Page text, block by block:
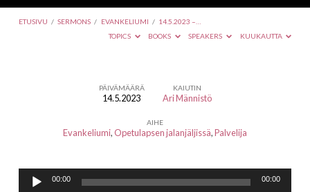
ETUSIVU / SERMONS / EVANKELIUMI / 14.5.2023 –…
TOPICS
BOOKS SPEAKERS KUUKAUTTA
Männistö
PÄIVÄMÄÄRÄ
14.5.2023
KAIUTIN
Ari Männistö
AIHE
Evankeliumi, Opetulapsen jalanjäljissä,Palvelija
Äänitoistin00:00 00:00